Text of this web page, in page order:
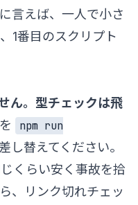
言えば、一人で小さ
1番目のスクリプト
ん。型チェックは飛
npm run
し替えてください。
くらい安く事故を拾
、リンク切れチェッ